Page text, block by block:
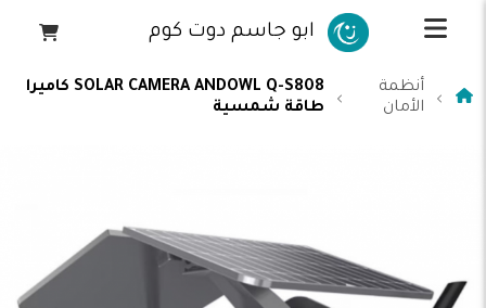
ابو جاسم دوت كوم
أنظمة
الأمان
SOLAR CAMERA ANDOWL Q-S808 كاميرا
طاقة شمسية